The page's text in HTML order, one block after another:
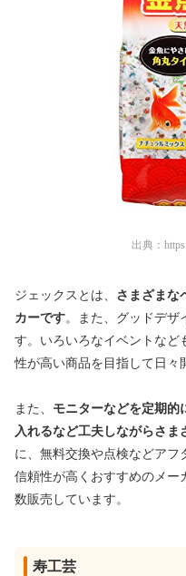
出典：
ジェックスとは、 さまざまな
カーです。また、グッドデザ
す。いろいろなイベントなど
性が高い商品を目指して日々
また、 モニターなどを定期的
入れるなど工夫しながらさま
に、無料交換や点検などアフ
信頼性が高くおすすめのメー
数販売しています。
寿工芸